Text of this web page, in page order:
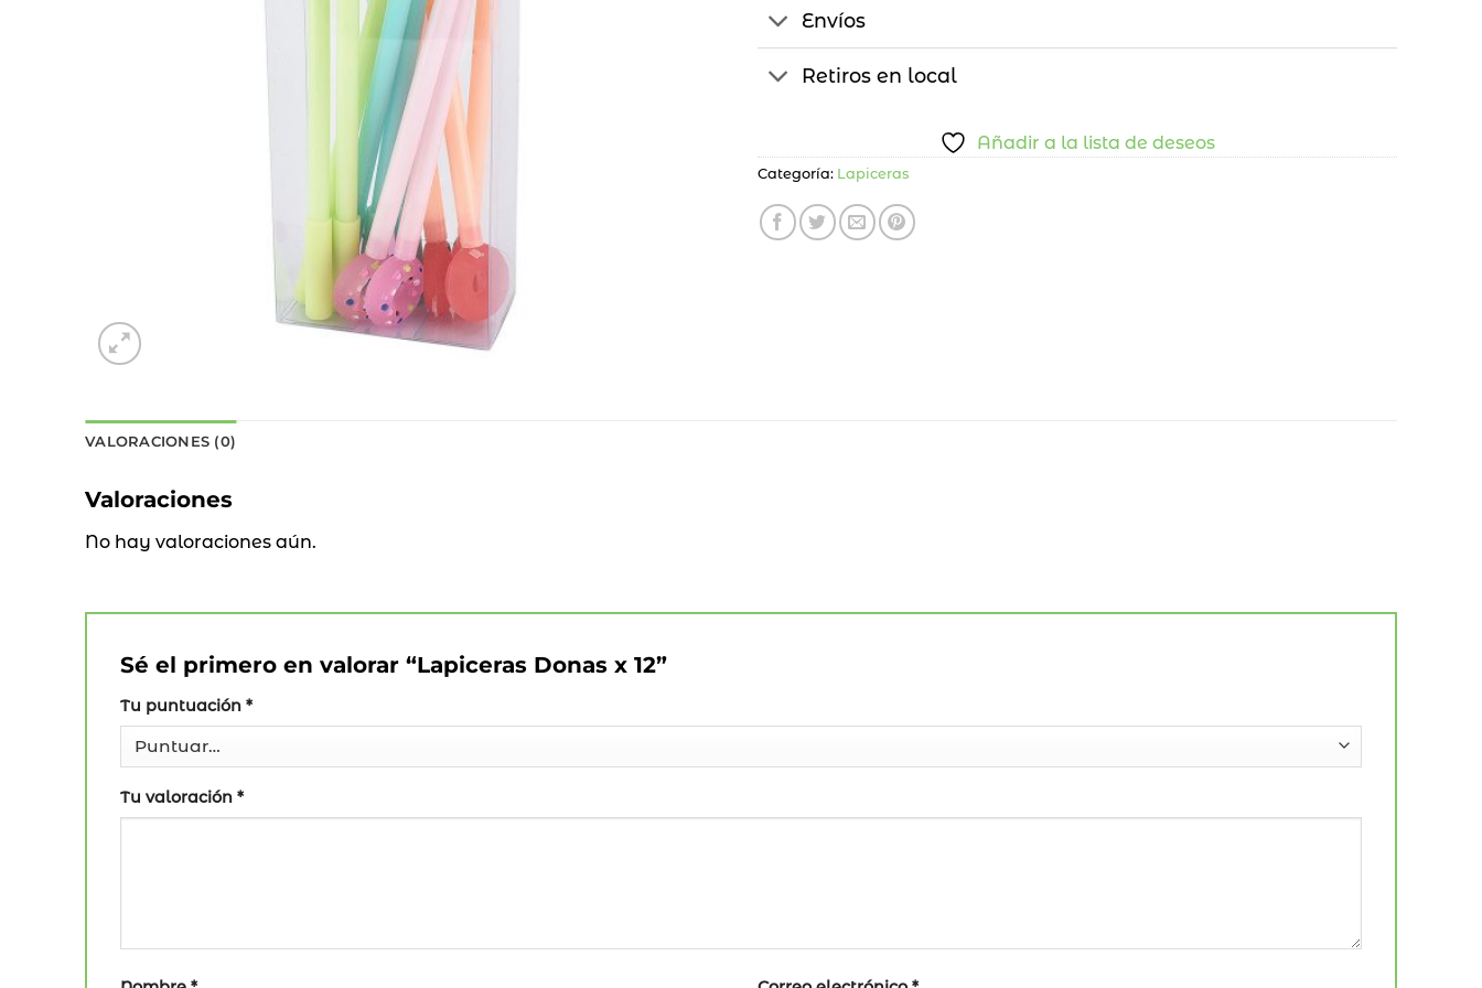
Envíos
Retiros en local
Añadir a la lista de deseos
Categoría: Lapiceras
VALORACIONES (0)
Valoraciones
No hay valoraciones aún.
Sé el primero en valorar “Lapiceras Donas x 12”
Tu puntuación *
Tu valoración *